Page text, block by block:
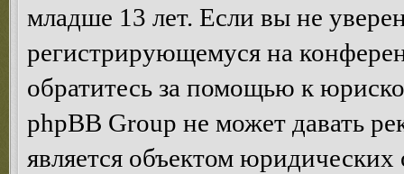
младше 13 лет. Если вы не
регистрирующемуся на
обратитесь за помощью к
phpBB Group не может давать
является объектом